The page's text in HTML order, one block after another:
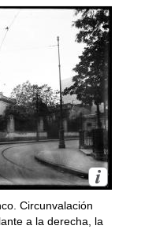
Circunvalación
a la derecha, la